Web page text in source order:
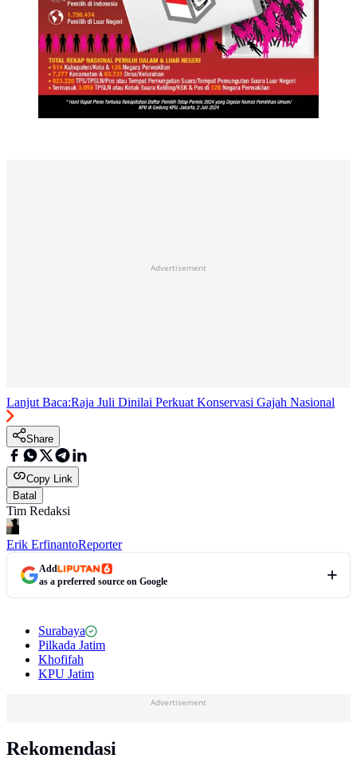
Advertisement
Lanjut Baca:Raja Juli Dinilai Perkuat Konservasi Gajah Nasional
Share
Copy Link
Batal
Tim Redaksi
Erik ErfinantoReporter
Add
as a preferred source on Google
Surabaya
Pilkada Jatim
Khofifah
KPU Jatim
Advertisement
Rekomendasi